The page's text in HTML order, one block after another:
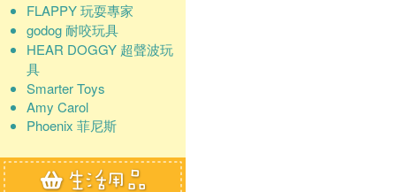
FLAPPY 玩耍專家
godog 耐咬玩具
HEAR DOGGY 超聲波玩
具
Smarter Toys
Amy Carol
Phoenix 菲尼斯